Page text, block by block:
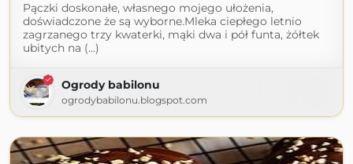
Pączki doskonałe, własnego mojego ułożenia,
doświadczone że są wyborne.Mleka ciepłego letnio
zagrzanego trzy kwaterki, mąki dwa i pół funta, żółtek
ubitych na (...)
Ogrody babilonu
ogrodybabilonu.blogspot.com